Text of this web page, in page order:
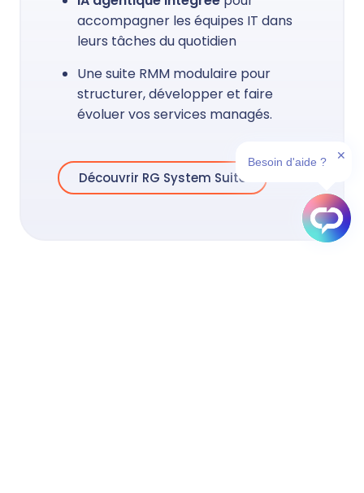
accompagner les équipes IT dans
leurs tâches du quotidien
Une suite RMM modulaire pour
structurer, développer et faire
évoluer vos services managés.
Découvrir RG System Suite
Besoin d'aide ? ✕